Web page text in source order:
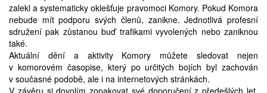
zalekl a systematicky oklešťuje pravomoci Komory. Pokud Komora
nebude mít podporu svých členů, zanikne. Jednotlivá profesní
sdružení pak zůstanou buď trafikami vyvolených nebo zaniknou
také.
Aktuální dění a aktivity Komory můžete sledovat nejen
v komorovém časopise, který po určitých bojích byl zachován
v současné podobě, ale i na internetových stránkách.